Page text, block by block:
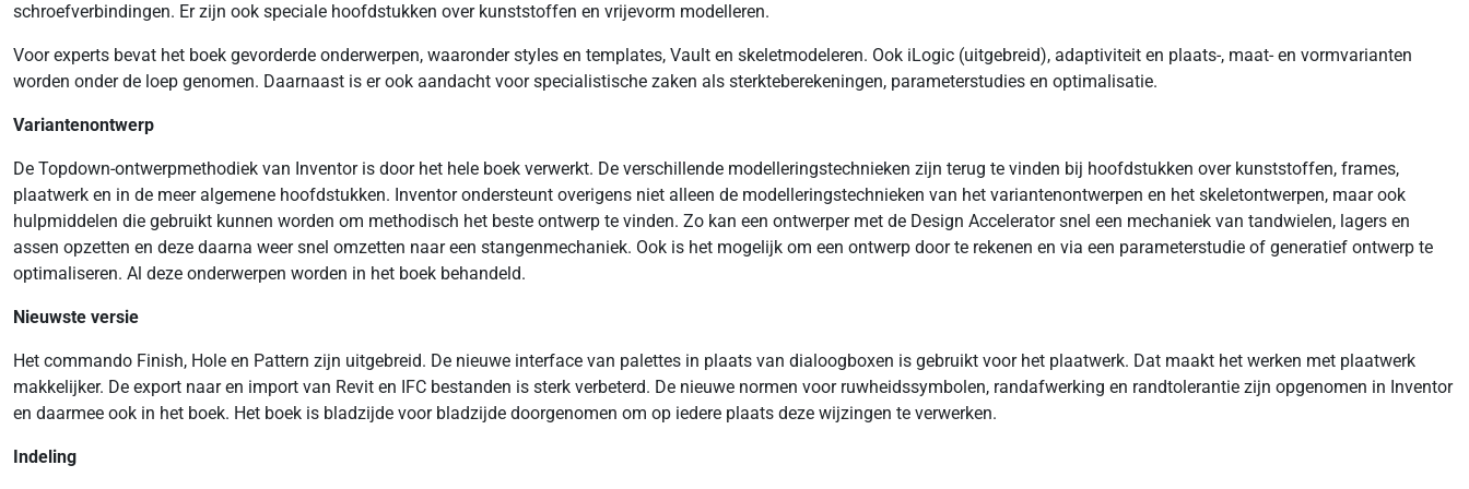
schroefverbindingen. Er zijn ook speciale hoofdstukken over kunststoffen en vrijevorm modelleren.
Voor experts bevat het boek gevorderde onderwerpen, waaronder styles en templates, Vault en skeletmodeleren. Ook iLogic (uitgebreid), adaptiviteit en plaats-, maat- en vormvarianten
worden onder de loep genomen. Daarnaast is er ook aandacht voor specialistische zaken als sterkteberekeningen, parameterstudies en optimalisatie.
Variantenontwerp
De Topdown-ontwerpmethodiek van Inventor is door het hele boek verwerkt. De verschillende modelleringstechnieken zijn terug te vinden bij hoofdstukken over kunststoffen, frames,
plaatwerk en in de meer algemene hoofdstukken. Inventor ondersteunt overigens niet alleen de modelleringstechnieken van het variantenontwerpen en het skeletontwerpen, maar ook
hulpmiddelen die gebruikt kunnen worden om methodisch het beste ontwerp te vinden. Zo kan een ontwerper met de Design Accelerator snel een mechaniek van tandwielen, lagers en
assen opzetten en deze daarna weer snel omzetten naar een stangenmechaniek. Ook is het mogelijk om een ontwerp door te rekenen en via een parameterstudie of generatief ontwerp te
optimaliseren. Al deze onderwerpen worden in het boek behandeld.
Nieuwste versie
Het commando Finish, Hole en Pattern zijn uitgebreid. De nieuwe interface van palettes in plaats van dialoogboxen is gebruikt voor het plaatwerk. Dat maakt het werken met plaatwerk
makkelijker. De export naar en import van Revit en IFC bestanden is sterk verbeterd. De nieuwe normen voor ruwheidssymbolen, randafwerking en randtolerantie zijn opgenomen in Inventor
en daarmee ook in het boek. Het boek is bladzijde voor bladzijde doorgenomen om op iedere plaats deze wijzingen te verwerken.
Indeling